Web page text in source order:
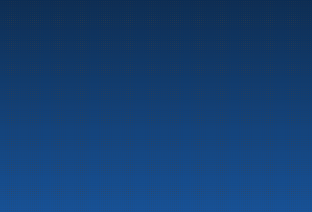
Auto & Industri
Bensinstasjoner
Tankingskort
Våre Produkter
Om selskapet
Aktuelt
Beredskapsinformasjon
Personvern